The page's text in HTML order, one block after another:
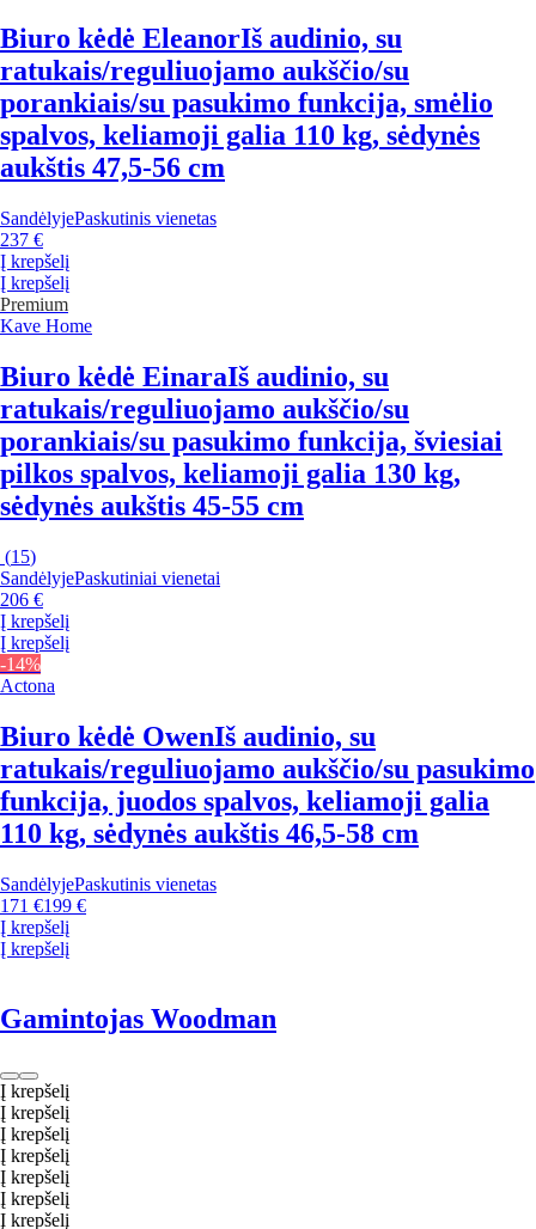
Biuro kėdė EleanorIš audinio, su
ratukais/reguliuojamo aukščio/su
porankiais/su pasukimo funkcija, smėlio
spalvos, keliamoji galia 110 kg, sėdynės
aukštis 47,5-56 cm
SandėlyjePaskutinis vienetas
237 €
Į krepšelį
Į krepšelį
Premium
Kave Home
Biuro kėdė EinaraIš audinio, su
ratukais/reguliuojamo aukščio/su
porankiais/su pasukimo funkcija, šviesiai
pilkos spalvos, keliamoji galia 130 kg,
sėdynės aukštis 45-55 cm
(15)
SandėlyjePaskutiniai vienetai
206 €
Į krepšelį
Į krepšelį
-14%
Actona
Biuro kėdė OwenIš audinio, su
ratukais/reguliuojamo aukščio/su pasukimo
funkcija, juodos spalvos, keliamoji galia
110 kg, sėdynės aukštis 46,5-58 cm
SandėlyjePaskutinis vienetas
171 €199 €
Į krepšelį
Į krepšelį
Gamintojas Woodman
Į krepšelį
Į krepšelį
Į krepšelį
Į krepšelį
Į krepšelį
Į krepšelį
Į krepšelį